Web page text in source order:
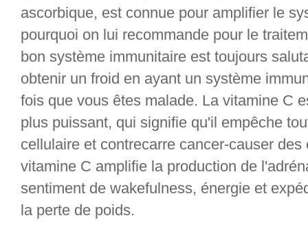
ascorbique, est connue pour amplifier le
pourquoi on lui recommande pour le
bon système immunitaire est toujours
obtenir un froid en ayant un système
fois que vous êtes malade. La vitamine C
plus puissant, qui signifie qu'il empêche
cellulaire et contrecarre cancer-causer
vitamine C amplifie la production de
sentiment de wakefulness, énergie et
la perte de poids.